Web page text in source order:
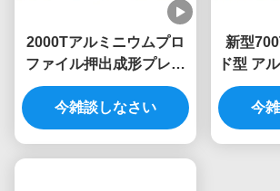
2000Tアルミニウムプロ
ファイル押出成形プレス
機押出ライン
今雑談しなさい
新型
ド型 ア
今